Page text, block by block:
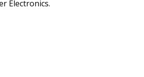
Electronics.